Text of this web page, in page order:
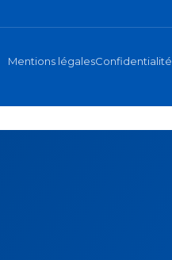
Mentions légalesConfidentialité